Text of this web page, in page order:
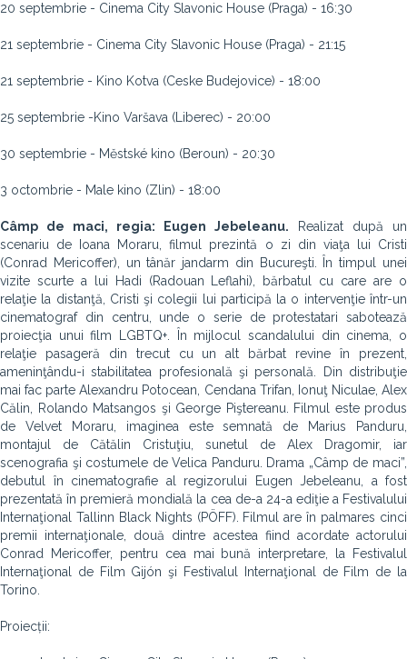
20 septembrie - Cinema City Slavonic House (Praga) - 16:30
21 septembrie - Cinema City Slavonic House (Praga) - 21:15
21 septembrie - Kino Kotva (Ceske Budejovice) - 18:00
25 septembrie -Kino Varšava (Liberec) - 20:00
30 septembrie - Městské kino (Beroun) - 20:30
3 octombrie - Male kino (Zlin) - 18:00
Câmp de maci, regia: Eugen Jebeleanu. Realizat după un
scenariu de Ioana Moraru, filmul prezintă o zi din viaţa lui Cristi
(Conrad Mericoffer), un tânăr jandarm din Bucureşti. În timpul unei
vizite scurte a lui Hadi (Radouan Leflahi), bărbatul cu care are o
relaţie la distanţă, Cristi şi colegii lui participă la o intervenţie într-un
cinematograf din centru, unde o serie de protestatari sabotează
proiecţia unui film LGBTQ+. În mijlocul scandalului din cinema, o
relaţie pasageră din trecut cu un alt bărbat revine în prezent,
ameninţându-i stabilitatea profesională şi personală. Din distribuţie
mai fac parte Alexandru Potocean, Cendana Trifan, Ionuţ Niculae, Alex
Călin, Rolando Matsangos şi George Piştereanu. Filmul este produs
de Velvet Moraru, imaginea este semnată de Marius Panduru,
montajul de Cătălin Cristuţiu, sunetul de Alex Dragomir, iar
scenografia şi costumele de Velica Panduru. Drama „Câmp de maci”,
debutul în cinematografie al regizorului Eugen Jebeleanu, a fost
prezentată în premieră mondială la cea de-a 24-a ediţie a Festivalului
Internaţional Tallinn Black Nights (PÖFF). Filmul are în palmares cinci
premii internaţionale, două dintre acestea fiind acordate actorului
Conrad Mericoffer, pentru cea mai bună interpretare, la Festivalul
Internaţional de Film Gijón şi Festivalul Internaţional de Film de la
Torino.
Proiecții: